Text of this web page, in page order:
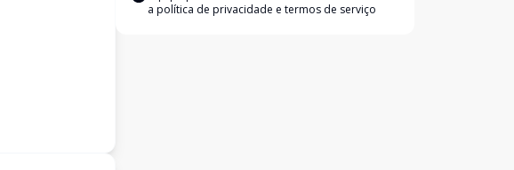
a política de privacidade e termos de serviço